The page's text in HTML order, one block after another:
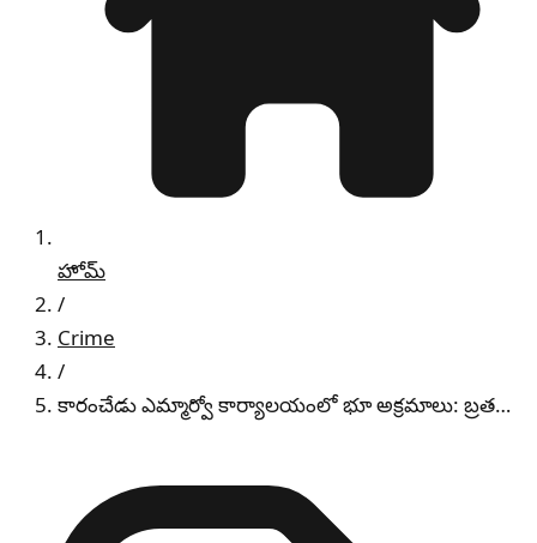
హోమ్
/
Crime
/
కారంచేడు ఎమ్మార్వో కార్యాలయంలో భూ అక్రమాలు: బ్రత…